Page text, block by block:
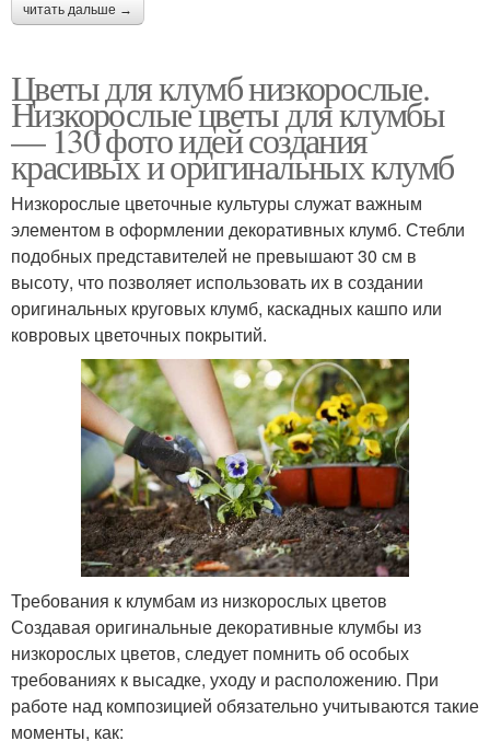
читать дальше →
Цветы для клумб низкорослые.
Низкорослые цветы для клумбы
— 130 фото идей создания
красивых и оригинальных клумб
Низкорослые цветочные культуры служат важным
элементом в оформлении декоративных клумб. Стебли
подобных представителей не превышают 30 см в
высоту, что позволяет использовать их в создании
оригинальных круговых клумб, каскадных кашпо или
ковровых цветочных покрытий.
Требования к клумбам из низкорослых цветов
Создавая оригинальные декоративные клумбы из
низкорослых цветов, следует помнить об особых
требованиях к высадке, уходу и расположению. При
работе над композицией обязательно учитываются такие
моменты, как: